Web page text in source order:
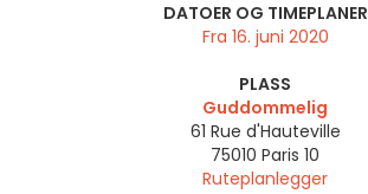
DATOER OG TIMEPLANER
Fra 16. juni 2020
PLASS
Guddommelig
61 Rue d'Hauteville
75010 Paris 10
Ruteplanlegger